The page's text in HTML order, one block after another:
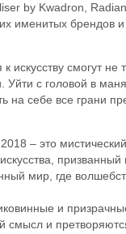
by Kwadron,
именитых брендов
искусству смогут не
Уйти с головой в
на себе все грани
– это
призванный
мир, где
и
смысл и